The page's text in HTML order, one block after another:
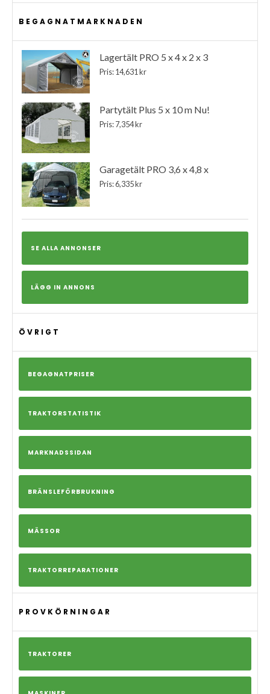
BEGAGNATMARKNADEN
Lagertält PRO 5 x 4 x 2 x 3
Pris: 14,631 kr
Partytält Plus 5 x 10 m Nu!
Pris: 7,354 kr
Garagetält PRO 3,6 x 4,8 x
Pris: 6,335 kr
SE ALLA ANNONSER
LÄGG IN ANNONS
ÖVRIGT
BEGAGNATPRISER
TRAKTORSTATISTIK
MARKNADSSIDAN
BRÄNSLEFÖRBRUKNING
MÄSSOR
TRAKTORREPARATIONER
PROVKÖRNINGAR
TRAKTORER